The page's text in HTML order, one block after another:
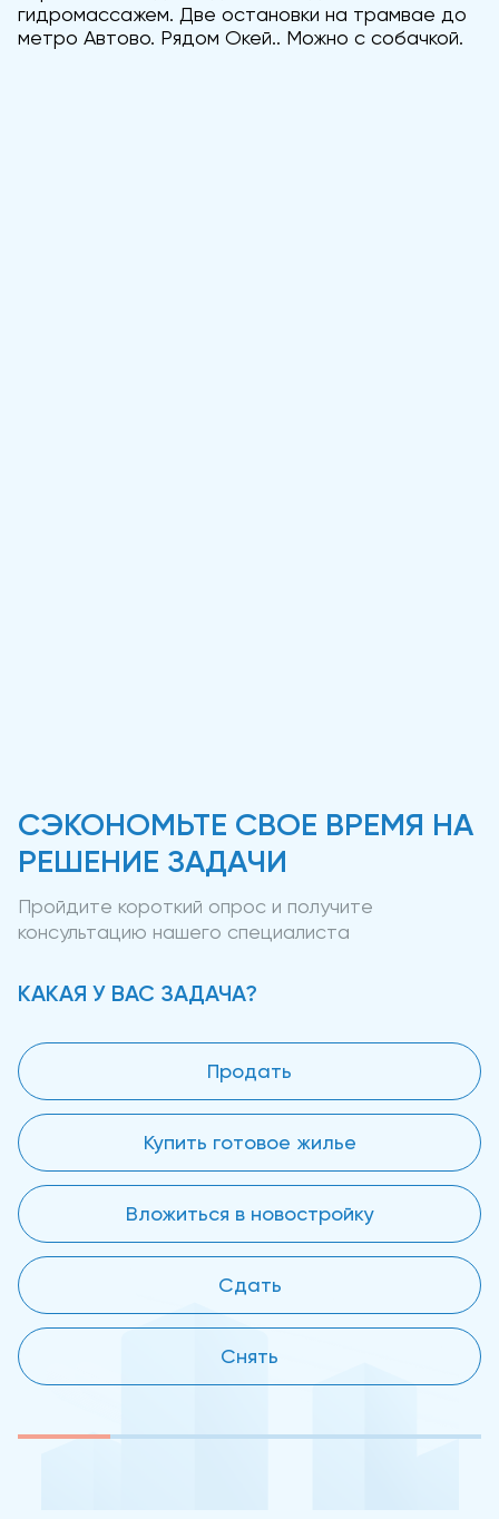
гидромассажем. Две остановки на трамвае до
метро Автово. Рядом Окей.. Можно с собачкой.
СЭКОНОМЬТЕ СВОЕ ВРЕМЯ НА
РЕШЕНИЕ ЗАДАЧИ
Пройдите короткий опрос и получите
консультацию нашего специалиста
КАКАЯ У ВАС ЗАДАЧА?
Продать
Купить готовое жилье
Вложиться в новостройку
Сдать
Снять